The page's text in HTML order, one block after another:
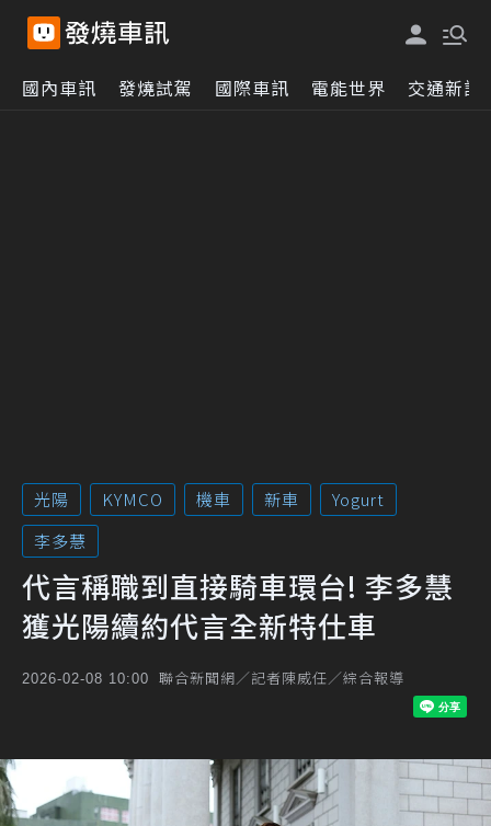
國內車訊 發燒試駕 國際車訊 電能世界 交通新訊
光陽 KYMCO 機車 新車
Yogurt
李多慧
代言稱職到直接騎車環台! 李多慧
獲光陽續約代言全新特仕車
2026-02-08 10:00 聯合新聞網／記者陳威任／綜合報導